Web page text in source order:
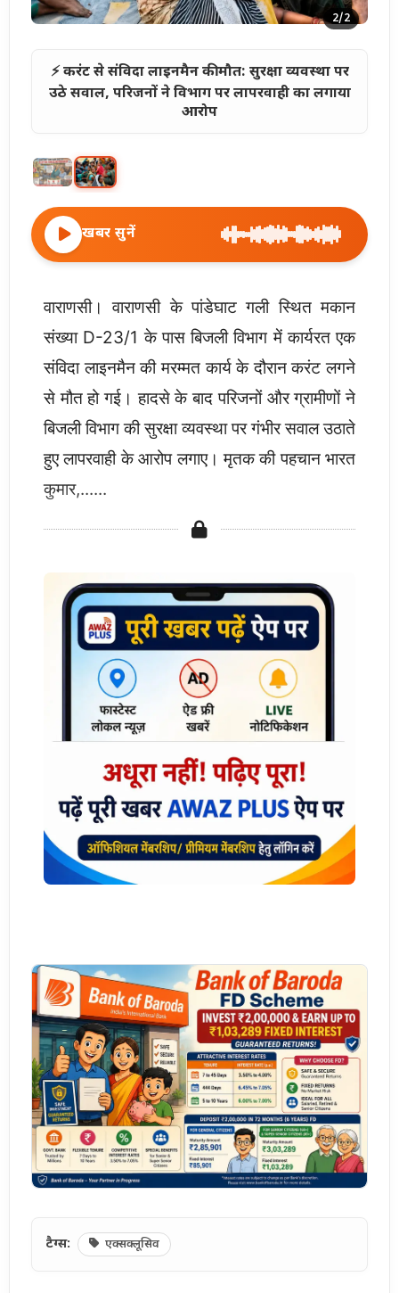
2/2
⚡ करंट से संविदा लाइनमैन की मौत: सुरक्षा व्यवस्था पर
उठे सवाल, परिजनों ने विभाग पर लापरवाही का लगाया
आरोप
खबर सुनें
वाराणसी। वाराणसी के पांडेघाट गली स्थित मकान
संख्या D-23/1 के पास बिजली विभाग में कार्यरत एक
संविदा लाइनमैन की मरम्मत कार्य के दौरान करंट लगने
से मौत हो गई। हादसे के बाद परिजनों और ग्रामीणों ने
बिजली विभाग की सुरक्षा व्यवस्था पर गंभीर सवाल उठाते
हुए लापरवाही के आरोप लगाए। मृतक की पहचान भारत
कुमार,......
टैग्स: एक्सक्लूसिव